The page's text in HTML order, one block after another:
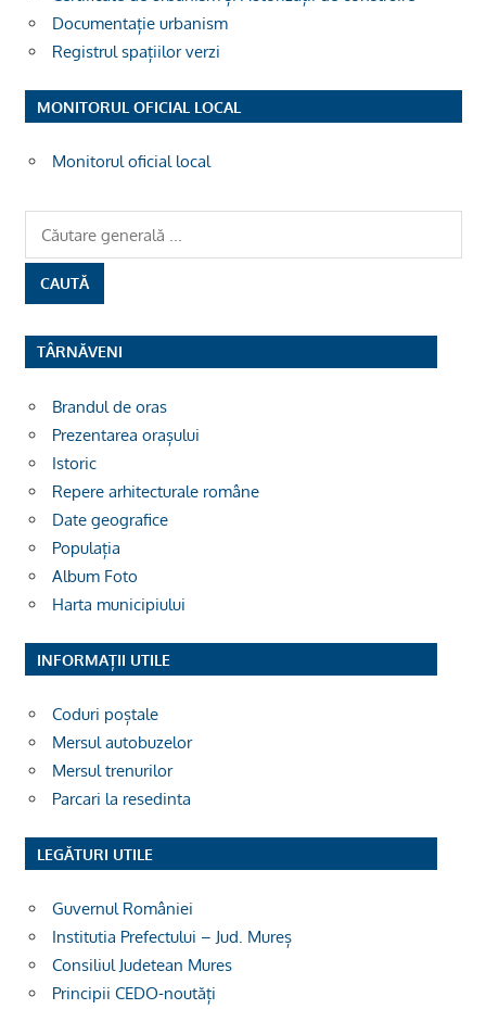
Documentație urbanism
Registrul spațiilor verzi
MONITORUL OFICIAL LOCAL
Monitorul oficial local
TÂRNĂVENI
Brandul de oras
Prezentarea orașului
Istoric
Repere arhitecturale române
Date geografice
Populația
Album Foto
Harta municipiului
INFORMAȚII UTILE
Coduri poștale
Mersul autobuzelor
Mersul trenurilor
Parcari la resedinta
LEGĂTURI UTILE
Guvernul României
Institutia Prefectului – Jud. Mureș
Consiliul Judetean Mures
Principii CEDO-noutăți